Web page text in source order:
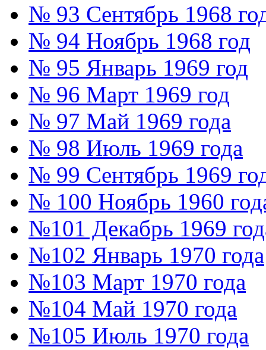
№ 93 Сентябрь 1968
№ 94 Ноябрь 1968 год
№ 95 Январь 1969 год
№ 96 Март 1969 год
№ 97 Май 1969 года
№ 98 Июль 1969 года
№ 99 Сентябрь 1969
№ 100 Ноябрь 1960
№101 Декабрь 1969
№102 Январь 1970 года
№103 Март 1970 года
№104 Май 1970 года
№105 Июль 1970 года